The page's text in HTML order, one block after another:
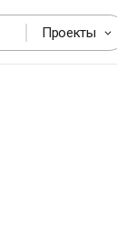
Проекты